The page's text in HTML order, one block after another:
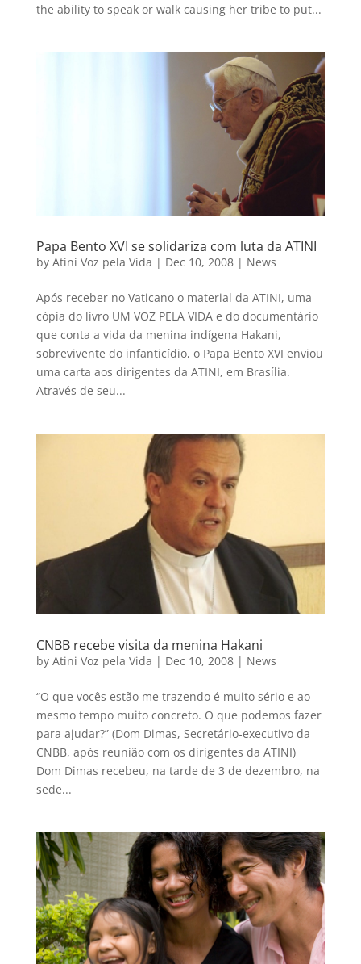
the ability to speak or walk causing her tribe to put...
Papa Bento XVI se solidariza com luta da ATINI
by Atini Voz pela Vida | Dec 10, 2008| News
Após receber no Vaticano o material da ATINI, uma
cópia do livro UM VOZ PELA VIDA e do documentário
que conta a vida da menina indígena Hakani,
sobrevivente do infanticídio, o Papa Bento XVI enviou
uma carta aos dirigentes da ATINI, em Brasília.
Através de seu...
CNBB recebe visita da menina Hakani
by Atini Voz pela Vida | Dec 10, 2008| News
“O que vocês estão me trazendo é muito sério e ao
mesmo tempo muito concreto. O que podemos fazer
para ajudar?” (Dom Dimas, Secretário-executivo da
CNBB, após reunião com os dirigentes da ATINI)
Dom Dimas recebeu, na tarde de 3 de dezembro, na
sede...